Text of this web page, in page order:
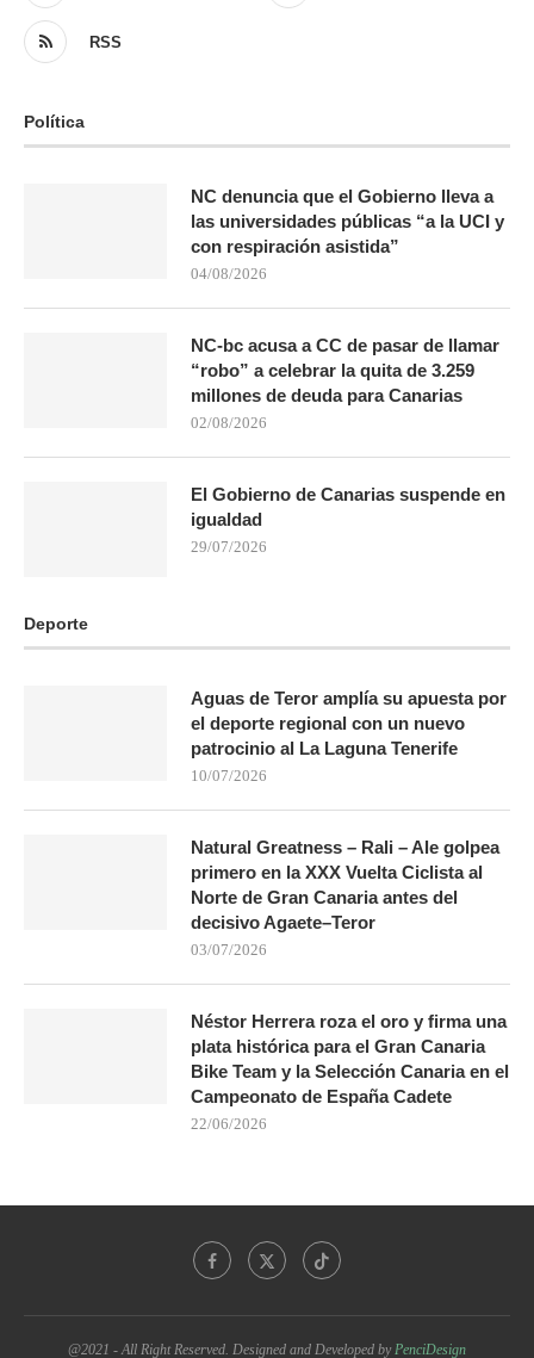
RSS
Política
NC denuncia que el Gobierno lleva a
las universidades públicas “a la UCI y
con respiración asistida”
04/08/2026
NC-bc acusa a CC de pasar de llamar
“robo” a celebrar la quita de 3.259
millones de deuda para Canarias
02/08/2026
El Gobierno de Canarias suspende en
igualdad
29/07/2026
Deporte
Aguas de Teror amplía su apuesta por
el deporte regional con un nuevo
patrocinio al La Laguna Tenerife
10/07/2026
Natural Greatness – Rali – Ale golpea
primero en la XXX Vuelta Ciclista al
Norte de Gran Canaria antes del
decisivo Agaete–Teror
03/07/2026
Néstor Herrera roza el oro y firma una
plata histórica para el Gran Canaria
Bike Team y la Selección Canaria en el
Campeonato de España Cadete
22/06/2026
@2021 - All Right Reserved. Designed and Developed by PenciDesign